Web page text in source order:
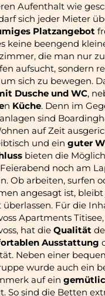
Aufenthalt wie
sich jeder Mieter
Platzangebot
keine beengend
die man nur
aufsucht, sondern
sich zu bewegen.
Dusche und WC,
n Küche. Denn im
sind
auf Zeit
und einguter
bieten die
noch am
Ob arbeiten, surfen
angesagt ist,
überlassen. Für die
Apartments
hat dieQualität
Ausstattung
Neben einer
wurde auch ein
auf ein
So sind die Betten